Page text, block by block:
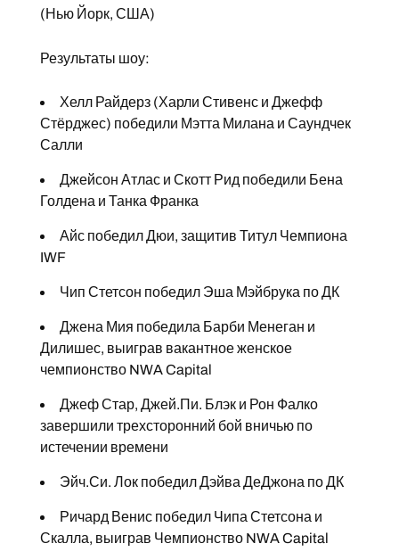
(Нью Йорк, США)
Результаты шоу:
Хелл Райдерз (Харли Стивенс и Джефф
Стёрджес) победили Мэтта Милана и Саундчек
Салли
Джейсон Атлас и Скотт Рид победили Бена
Голдена и Танка Франка
Айс победил Дюи, защитив Титул Чемпиона
IWF
Чип Стетсон победил Эша Мэйбрука по ДК
Джена Мия победила Барби Менеган и
Дилишес, выиграв вакантное женское
чемпионство NWA Capital
Джеф Стар, Джей.Пи. Блэк и Рон Фалко
завершили трехсторонний бой вничью по
истечении времени
Эйч.Си. Лок победил Дэйва ДеДжона по ДК
Ричард Венис победил Чипа Стетсона и
Скалла, выиграв Чемпионство NWA Capital